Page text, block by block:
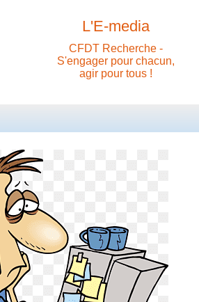
L'E-media
CFDT Recherche -
S'engager pour chacun,
agir pour tous !